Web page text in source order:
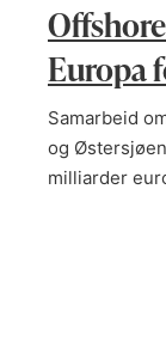
Europa
Samarbeid
og
milliarder